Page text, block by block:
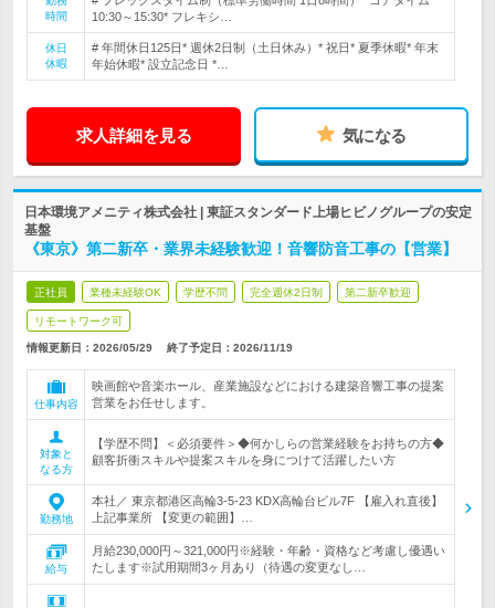
時間
10:30～15:30* フレキシ…
休日
休暇
# 年間休日125日* 週休2日制（土日休み）* 祝日* 夏季休暇* 年末
年始休暇* 設立記念日 *…
求人詳細を見る 気になる
日本環境アメニティ株式会社 | 東証スタンダード上場ヒビノグループの安定
基盤
《東京》第二新卒・業界未経験歓迎！音響防音工事の【営業】
正社員 業種未経験OK 学歴不問 完全週休2日制 第二新卒歓迎
リモートワーク可
情報更新日：2026/05/29 終了予定日： 2026/11/19
仕事内容
映画館や音楽ホール、産業施設などにおける建築音響工事の提案
営業をお任せします。
対象と
なる方
【学歴不問】＜必須要件＞◆何かしらの営業経験をお持ちの方◆
顧客折衝スキルや提案スキルを身につけて活躍したい方
勤務地
本社／ 東京都港区高輪3-5-23 KDX高輪台ビル7F 【雇入れ直後】
上記事業所 【変更の範囲】…
給与
月給230,000円～321,000円※経験・年齢・資格など考慮し優遇い
たします※試用期間3ヶ月あり（待遇の変更なし…